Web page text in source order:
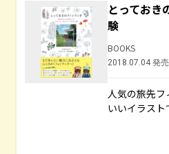
とってお
験
BOOKS
2018.07.04 発売
人気の旅先フ
いいイラス